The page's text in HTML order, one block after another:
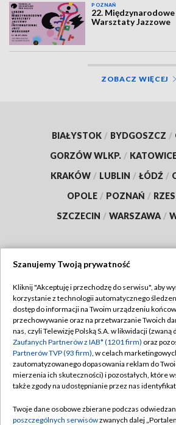
POZNAŃ
22.
Warsztaty Jazzowe
ZOBACZ WIĘCEJ
BIAŁYSTOK / BYDGOSZCZ /
GORZÓW WLKP. /
KRAKÓW / LUBLIN / ŁÓDŹ /
OPOLE / POZNAŃ /
SZCZECIN / WARSZAWA /
TVP
Abonament TVP
Emisja w TVP
Centrum informacji TVP
Naziemna Telewizja Cyfrowa
Rada Programowa
Regulamin TVP
Polityka
Moje zgody
Pomoc
Kontakt
Szanujemy Twoją prywatność
Kliknij "Akceptuję i przechodzę do serwisu", aby
korzystanie z technologii automatycznego
dostęp do informacji na Twoim urządzeniu
przechowywanie oraz na przetwarzanie Twoich
nas, czyli Telewizję Polską S.A. w likwidacji (zwaną
Zaufanych Partnerów z IAB* (1201 firm) oraz
Partnerów TVP (93 firm), w celach
zautomatyzowanego dopasowania reklam do
mierzenia ich skuteczności) i pozostałych, które
także zgody na udostępnianie przez nas
Twoje dane osobowe zbierane podczas
poszczególnych serwisówzwanych dalej